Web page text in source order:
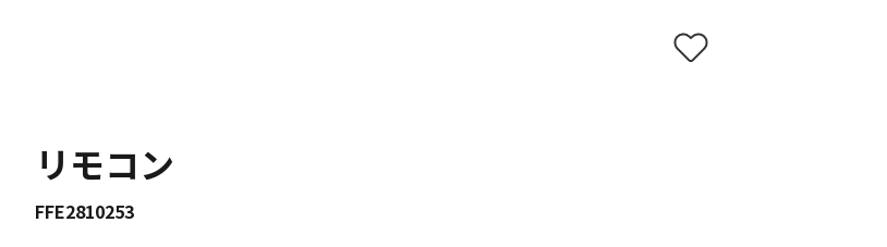
リモコン
FFE2810253